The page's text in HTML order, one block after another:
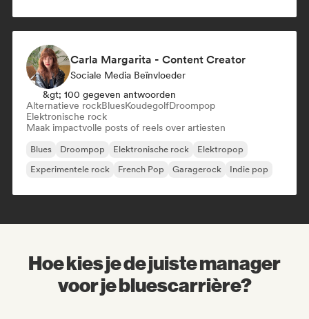
Carla Margarita - Content Creator
Sociale Media Beïnvloeder
&gt; 100 gegeven antwoorden
Alternatieve rockBluesKoudegolfDroompop
Elektronische rock
Maak impactvolle posts of reels over artiesten
Blues Droompop Elektronische rock
Elektropop
Experimentele rock
French Pop Garagerock Indie pop
Hoe kies je de juiste manager
voor je bluescarrière?